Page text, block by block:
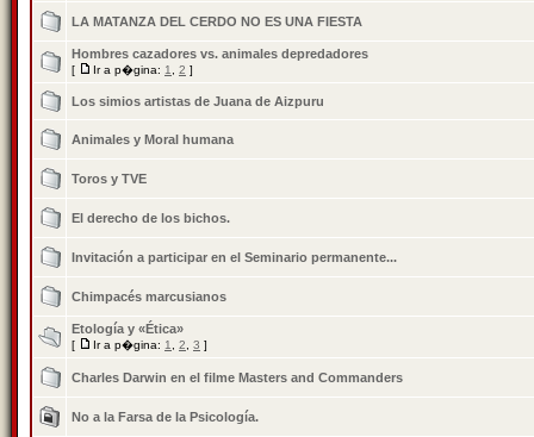
LA MATANZA DEL CERDO NO ES UNA FIESTA
Hombres cazadores vs. animales depredadores
[ Ir a p�gina: 1 2 ]
Los simios artistas de Juana de Aizpuru
Animales y Moral humana
Toros y TVE
El derecho de los bichos.
Invitación a participar en el Seminario permanente...
Chimpacés marcusianos
Etologí­a y «Ética»
[ Ir a p�gina: 1 2 3 ]
Charles Darwin en el filme Masters and Commanders
No a la Farsa de la Psicologí­a.